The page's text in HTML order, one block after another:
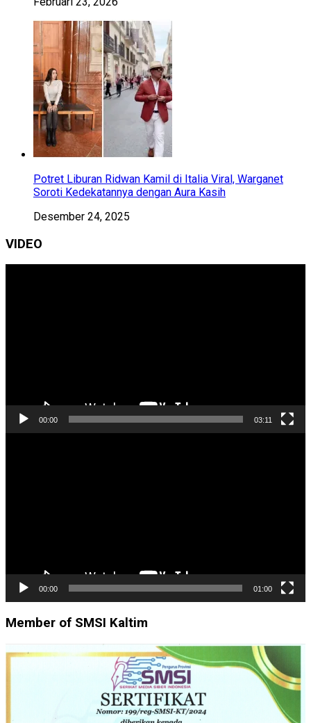
Potret Liburan Ridwan Kamil di Italia Viral, Warganet
Soroti Kedekatannya dengan Aura Kasih
Desember 24, 2025
VIDEO
00:00 03:11
00:00 01:00
Member of SMSI Kaltim